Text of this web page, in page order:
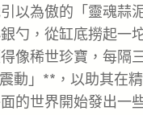
以為傲的「靈魂蒜
勺，從缸底撈起一
像稀世珍寶，每隔
動」**，以助其在
的世界開始發出一